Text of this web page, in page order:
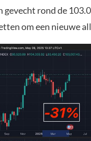
gevecht rond de
om een nieuwe